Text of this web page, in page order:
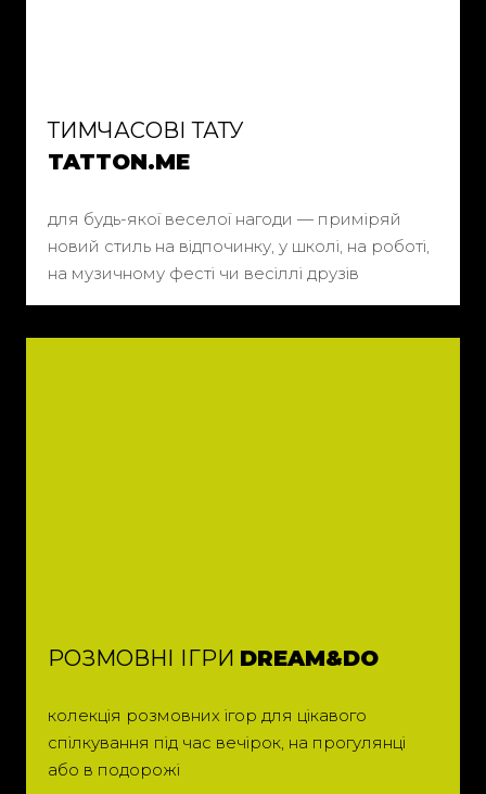
ТИМЧАСОВІ ТАТУ
TATTON.ME
для будь-якої веселої нагоди — приміряй
новий стиль на відпочинку, у школі, на роботі,
на музичному фесті чи весіллі друзів
РОЗМОВНІ ІГРИ DREAM&DO
колекція розмовних ігор для цікавого
спілкування під час вечірок, на прогулянці
або в подорожі